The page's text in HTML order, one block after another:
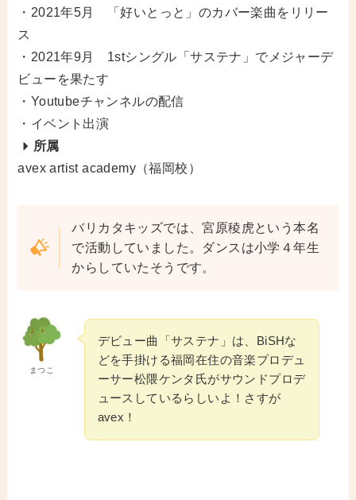
・2021年5月 「好いとっと」のカバー楽曲をリリー
ス
・2021年9月 1stシングル「サステナ」でメジャーデ
ビューを果たす
・Youtubeチャンネルの配信
・イベント出演
所属
avex artist academy（福岡校）
バリカタキッズでは、宮原稜虎という本名
で活動していました。ダンスは小学４年生
からしていたそうです。
まつこ
デビュー曲「サステナ」は、BiSHな
どを手掛ける福岡在住の音楽プロデュ
ーサー松隈ケンタ氏がサウンドプロデ
ュースしているらしいよ！さすが
avex！